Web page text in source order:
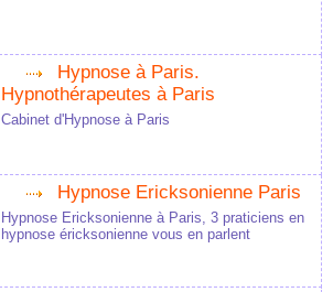
Hypnose à Paris.
Hypnothérapeutes à Paris
Cabinet d'Hypnose à Paris
Hypnose Ericksonienne Paris
Hypnose Ericksonienne à Paris, 3 praticiens en
hypnose éricksonienne vous en parlent